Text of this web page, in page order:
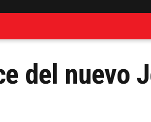
del nuevo